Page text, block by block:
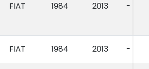
FIAT 1984 2013 -
FIAT 1984 2013 -